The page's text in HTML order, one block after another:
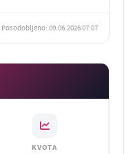
Posodobljeno: 09.06.2026 07:07
KVOTA